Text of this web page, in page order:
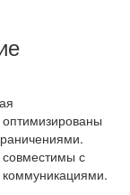
совместимы с